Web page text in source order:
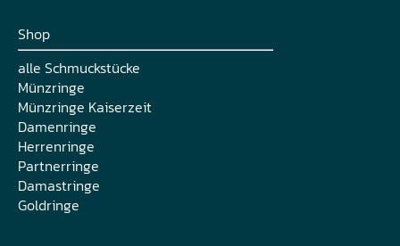
Shop
alle Schmuckstücke
Münzringe
Münzringe Kaiserzeit
Damenringe
Herrenringe
Partnerringe
Damastringe
Goldringe